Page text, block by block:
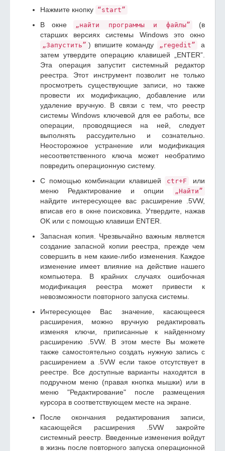
Нажмите кнопку “start”
В окне „найти программы и файлы”
(в
старших версиях системы Windows это окно
„Запустить” ) впишите команду „regedit”
а
затем утвердите операцию клавишей „ENTER”.
Эта операция запустит системный редактор
реестра. Этот инструмент позволит не только
просмотреть существующие записи, но также
провести их модификацию, добавление или
удаление вручную. В связи с тем, что реестр
системы Windows ключевой для ее работы, все
операции, проводящиеся на ней, следует
выполнять рассудительно и сознательно.
Неосторожное устранение или модификация
несоответственного ключа может необратимо
повредить операционную систему.
С помощью комбинации клавишей
ctr+F
или
меню Редактирование и опции
„Найти”
найдите интересующее вас расширение .5VW,
вписав его в окне поисковика. Утвердите, нажав
OK или с помощью клавиши ENTER.
Запасная копия. Чрезвычайно важным является
создание запасной копии реестра, прежде чем
совершить в нем какие-либо изменения. Каждое
изменение имеет влияние на действие нашего
компьютера. В крайних случаях ошибочная
модификация реестра может привести к
невозможности повторного запуска системы.
Интересующее Вас значение, касающееся
расширения, можно вручную редактировать
изменяя ключи, приписанные к найденному
расширению .5VW. В этом месте Вы можете
также самостоятельно создать нужную запись с
расширением а .5VW если такое отсутствует в
реестре. Все доступные варианты находятся в
подручном меню (правая кнопка мышки) или в
меню "Редактирование" после размещения
курсора в соответствующем месте на экране.
После окончания редактирования записи,
касающейся расширения .5VW закройте
системный реестр. Введенные изменения войдут
в жизнь после повторного запуска операционной